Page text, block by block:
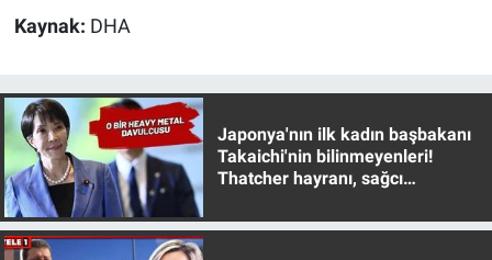
Kaynak: DHA
Japonya'nın ilk kadın başbakanı
Takaichi'nin bilinmeyenleri!
Thatcher hayranı, sağcı
Sağlık
Teknoloji
Türkiye'nin Geleceği
Türkiye'nin Gündemi